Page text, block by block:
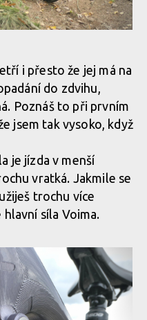
i přesto že jej má na
do zdvihu,
Poznáš to při prvním
jsem tak vysoko, když
je jízda v menší
vratká. Jakmile se
trochu více
síla Voima.